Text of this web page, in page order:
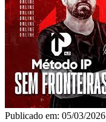
Publicado em: 05/03/2026